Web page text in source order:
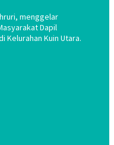
menggelar
Dapil
Kelurahan Kuin Utara.